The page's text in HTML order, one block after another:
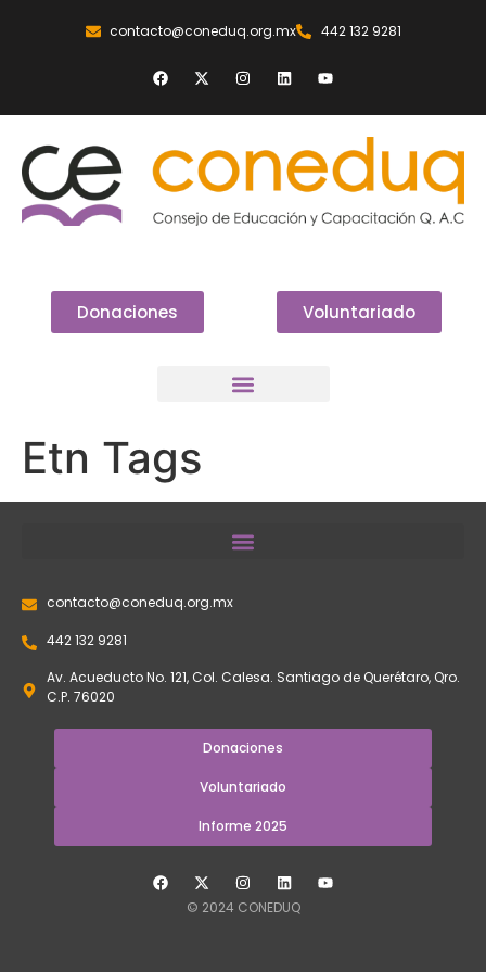
contacto@coneduq.org.mx 442 132 9281
Donaciones Voluntariado
Etn Tags
contacto@coneduq.org.mx
442 132 9281
Av. Acueducto No. 121, Col. Calesa. Santiago de Querétaro, Qro.
C.P. 76020
Donaciones
Voluntariado
Informe 2025
© 2024 CONEDUQ